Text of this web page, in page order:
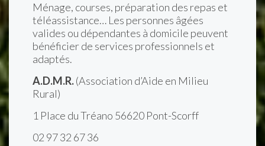
Ménage, courses, préparation des repas et
téléassistance… Les personnes âgées
valides ou dépendantes à domicile peuvent
bénéficier de services professionnels et
adaptés.
A.D.M.R.(Association d’Aide en Milieu
Rural)
1 Place du Tréano 56620 Pont-Scorff
02 97 32 67 36